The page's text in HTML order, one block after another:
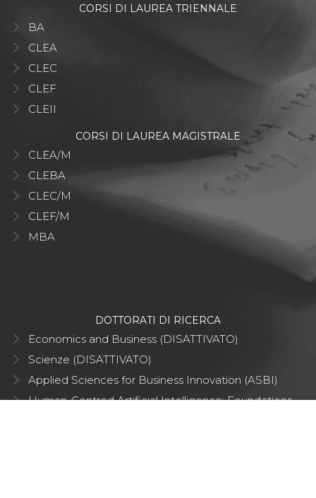
CORSI DI LAUREA TRIENNALE
BA
CLEA
CLEC
CLEF
CLEII
CORSI DI LAUREA MAGISTRALE
CLEA/M
CLEBA
CLEC/M
CLEF/M
MBA
DOTTORATI DI RICERCA
Economics and Business (DISATTIVATO)
Scienze (DISATTIVATO)
Applied Sciences for Business Innovation (ASBI)
Human-Centred Artificial Intelligence: Foundations